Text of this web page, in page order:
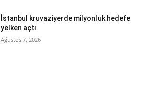
İstanbul kruvaziyerde milyonluk hedefe
yelken açtı
Ağustos 7, 2026